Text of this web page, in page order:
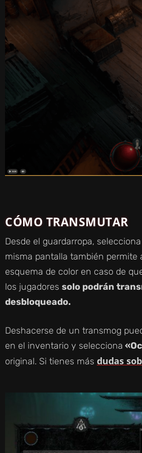
CÓMO TRANSMUTAR
Desde el guardarropa, selecciona
misma pantalla también
esquema de color en caso de
los jugadores solo podrán
desbloqueado.
Deshacerse de un transmog
en el inventario y selecciona
original. Si tienes más dudas